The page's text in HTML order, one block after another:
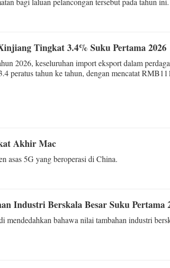
Tingkat 3.4% Suku Pertama 2026
2026, keseluruhan import eksport dalam
peratus tahun ke tahun, dengan mencatat
ini merupakan satu lagi rekod baharu setelah
menyaksikan perangkaan b
Akhir Mac
asas 5G yang beroperasi di China.
Industri Berskala Besar Suku Pertama
bahawa nilai tambahan industri